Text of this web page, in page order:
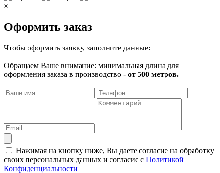
×
Оформить заказ
Чтобы оформить заявку, заполните данные:
Обращаем Ваше внимание: минимальная длина для
оформления заказа в производство - от 500 метров.
Нажимая на кнопку ниже, Вы даете согласие на обработку
своих персональных данных и согласие с Политикой
Конфиденциальности